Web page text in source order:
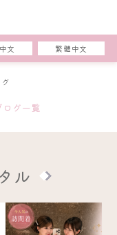
文 繁體中文
グ一覧
ル